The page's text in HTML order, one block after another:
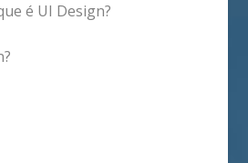
é UI Design?